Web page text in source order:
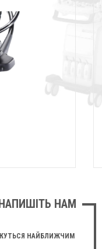
НАМ
НАЙБЛИЖЧИМ